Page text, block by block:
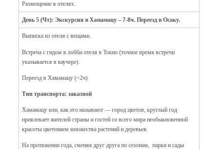
Размещение в отелях.
День 5 (Чт): Экскурсия в Хамамацу – 7-8ч. Переезд в Осаку.
Выписка из отеля с вещами.
Встреча с гидом в лобби отеля в Токио (точное время встречи
указывается в ваучере).
Переезд в Хамамацу (~2ч)
Тип транспорта: заказной
Хамамацу или, как его называют — город цветов, круглый год
привлекает жителей страны и гостей со всего мира необыкновенной
красоты цветением множества растений и деревьев.
На протяжении года, сменяя друг друга по сезонам, парки и сады